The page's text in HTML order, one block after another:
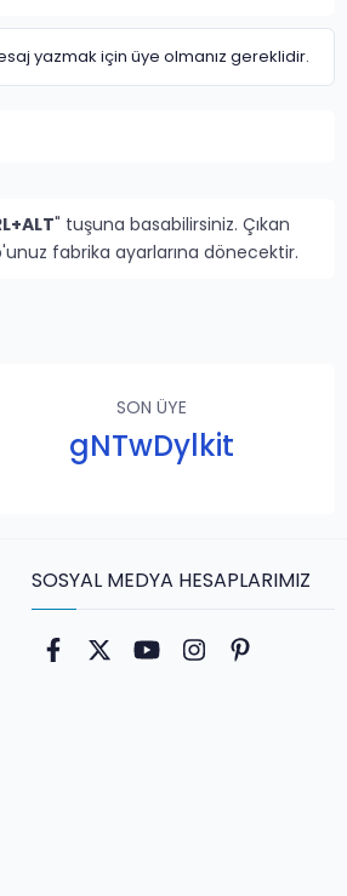
yazmak için üye olmanız gereklidir.
" tuşuna basabilirsiniz. Çıkan
fabrika ayarlarına dönecektir.
SON ÜYE
gNTwDylkit
SOSYAL MEDYA HESAPLARIMIZ
Facebook
Twitter youtubeInstagram